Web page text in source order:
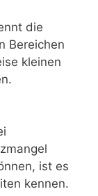
die
Bereichen
kleinen
ist es
kennen.